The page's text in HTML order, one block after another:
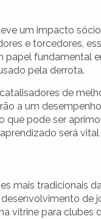
um impacto
e torcedores,
papel fundamental
pela derrota.
de
a um
pode ser
será
mais tradicionais
de
vitrine para